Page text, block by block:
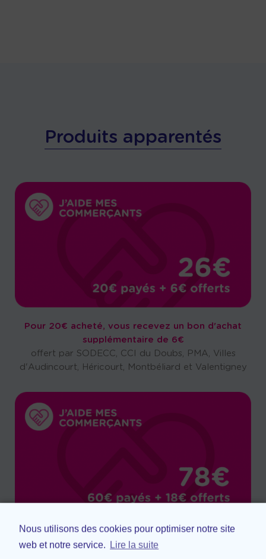
Nous utilisons des cookies pour optimiser notre site
web et notre service. Lire la suite
Produits apparentés
Pour 20€ acheté, vous recevez un bon d'achat
supplémentaire de 6€
offert par SODECC, CCI du Doubs, PMA, Villes
d'Audincourt, Héricourt, Montbéliard et Valentigney
Pour 60€ acheté, vous recevez un bon d'achat
supplémentaire de 18€